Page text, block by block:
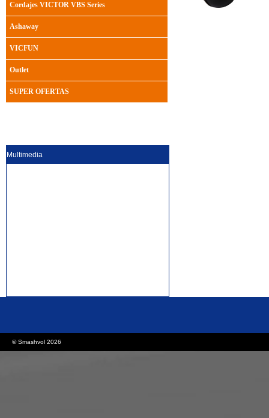
Cordajes VICTOR VBS Series
Ashaway
VICFUN
Outlet
SUPER OFERTAS
Multimedia
© Smashvol 2026